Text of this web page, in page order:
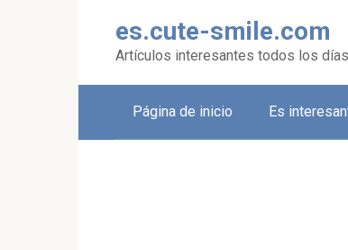
es.cute-smile.com
Artículos interesantes todos los
Página de inicio Es